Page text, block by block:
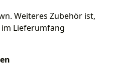
Weiteres Zubehör ist,
Lieferumfang